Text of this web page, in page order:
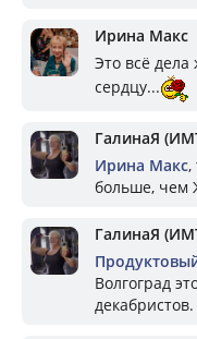
Ирина Макс
Это всё дела
сердцу...
ГалинаЯ
Ирина Макс,
больше, чем
ГалинаЯ
Волгоград
декабристов.